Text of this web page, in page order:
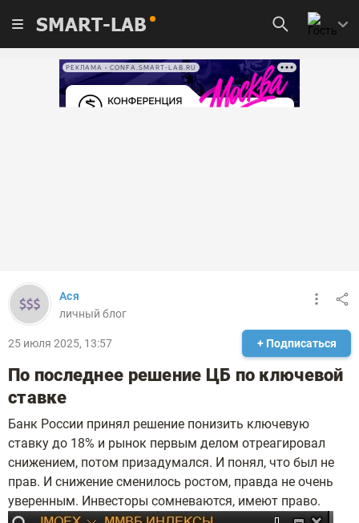
SMART-LAB
РЕКЛАМА • CONFA.SMART-LAB.RU
Ася
личный блог
25 июля 2025, 13:57 + Подписаться
По последнее решение ЦБ по ключевой
ставке
Банк России принял решение понизить ключевую
ставку до 18% и рынок первым делом отреагировал
снижением, потом призадумался. И понял, что был не
прав. И снижение сменилось ростом, правда не очень
уверенным. Инвесторы сомневаются, имеют право.